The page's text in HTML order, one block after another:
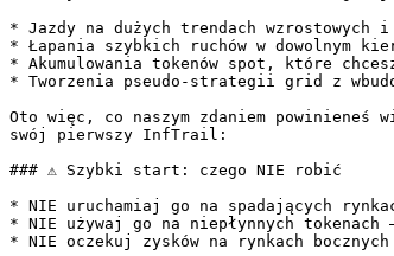
* Jazdy na dużych trendach wzrostowych
* Łapania szybkich ruchów w dowolnym
* Akumulowania tokenów spot, które chcesz
* Tworzenia pseudo-strategii grid z
Oto więc, co naszym zdaniem
swój pierwszy InfTrail:
### ⚠️ Szybki start: czego NIE robić
* NIE uruchamiaj go na spadających
* NIE używaj go na niepłynnych
* NIE oczekuj zysków na rynkach